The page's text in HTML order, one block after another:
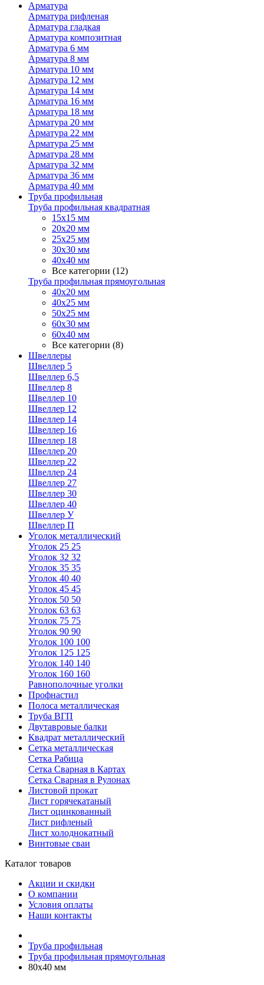
Арматура
Арматура рифленая
Арматура гладкая
Арматура композитная
Арматура 6 мм
Арматура 8 мм
Арматура 10 мм
Арматура 12 мм
Арматура 14 мм
Арматура 16 мм
Арматура 18 мм
Арматура 20 мм
Арматура 22 мм
Арматура 25 мм
Арматура 28 мм
Арматура 32 мм
Арматура 36 мм
Арматура 40 мм
Труба профильная
Труба профильная квадратная
15х15 мм
20х20 мм
25х25 мм
30х30 мм
40х40 мм
Все категории (12)
Труба профильная прямоугольная
40х20 мм
40х25 мм
50х25 мм
60х30 мм
60х40 мм
Все категории (8)
Швеллеры
Швеллер 5
Швеллер 6,5
Швеллер 8
Швеллер 10
Швеллер 12
Швеллер 14
Швеллер 16
Швеллер 18
Швеллер 20
Швеллер 22
Швеллер 24
Швеллер 27
Швеллер 30
Швеллер 40
Швеллер У
Швеллер П
Уголок металлический
Уголок 25 25
Уголок 32 32
Уголок 35 35
Уголок 40 40
Уголок 45 45
Уголок 50 50
Уголок 63 63
Уголок 75 75
Уголок 90 90
Уголок 100 100
Уголок 125 125
Уголок 140 140
Уголок 160 160
Равнополочные уголки
Профнастил
Полоса металлическая
Труба ВГП
Двутавровые балки
Квадрат металлический
Сетка металлическая
Сетка Рабица
Сетка Сварная в Картах
Сетка Сварная в Рулонах
Листовой прокат
Лист горячекатаный
Лист оцинкованный
Лист рифленый
Лист холоднокатный
Винтовые сваи
Каталог товаров
Акции и скидки
О компании
Условия оплаты
Наши контакты
Труба профильная
Труба профильная прямоугольная
80х40 мм